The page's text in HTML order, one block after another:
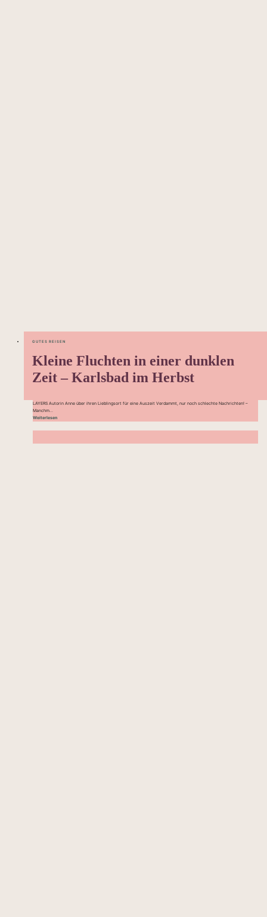
GUTES REISEN
Kleine Fluchten in einer dunklen
Zeit – Karlsbad im Herbst
LAYERS Autorin Anne über ihren Lieblingsort für eine Auszeit Verdammt, nur noch schlechte Nachrichten! –
Manchm...
Weiterlesen